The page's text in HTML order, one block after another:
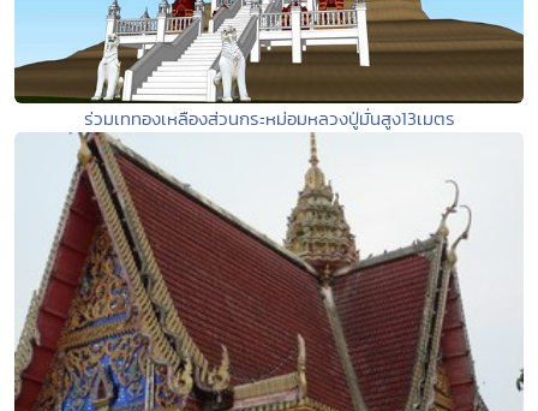
ร่วมเททองเหลืองส่วนกระหม่อมหลวงปู่มั่นสูง13เมตร